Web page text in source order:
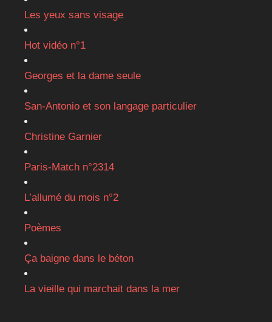
Les yeux sans visage
Hot vidéo n°1
Georges et la dame seule
San-Antonio et son langage particulier
Christine Garnier
Paris-Match n°2314
L’allumé du mois n°2
Poèmes
Ça baigne dans le béton
La vieille qui marchait dans la mer